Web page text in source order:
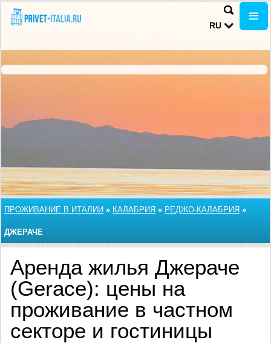
RU
ПРОЖИВАНИЕ В ИТАЛИИ » КАЛАБРИЯ » РЕДЖО-КАЛАБРИЯ »
ДЖЕРАЧЕ
Аренда жилья Джераче
(Gerace): цены на
проживание в частном
секторе и гостиницы